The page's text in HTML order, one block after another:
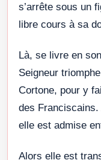
s’arrête sous un
libre cours à sa
Là, se livre en
Seigneur
Cortone, pour y
des Franciscains.
elle est admise
Alors elle est